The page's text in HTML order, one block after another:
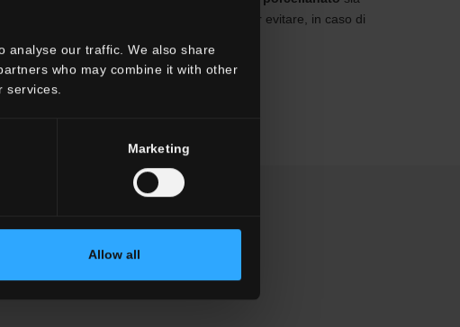
analyse our traffic. We also share
who may combine it with other
services.
Marketing
Allow all
e che ci sia sufficiente grip per evitare, in caso di
SCOPRI DI PIÙ